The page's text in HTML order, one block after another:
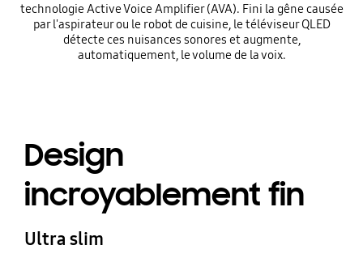
technologie Active Voice Amplifier (AVA). Fini la gêne causée
par l'aspirateur ou le robot de cuisine, le téléviseur QLED
détecte ces nuisances sonores et augmente,
automatiquement, le volume de la voix.
Design
incroyablement fin
Ultra slim